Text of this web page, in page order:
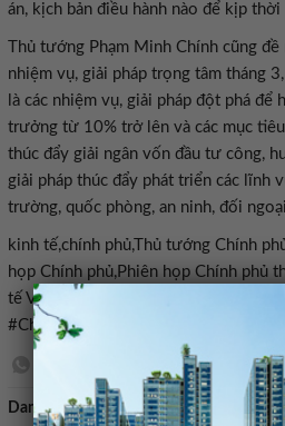
án, kịch bản điều hành nào để kịp
Thủ tướng Phạm Minh Chính cũng
nhiệm vụ, giải pháp trọng tâm tháng
là các nhiệm vụ, giải pháp đột phá để
trưởng từ 10% trở lên và các mục
thúc đẩy giải ngân vốn đầu tư công,
giải pháp thúc đẩy phát triển các lĩnh
trường, quốc phòng, an ninh, đối
kinh tế,chính phủ,Thủ tướng Chính
họp Chính phủ,Phiên họp Chính phủ
tế Việt Nam,kinh tế thế giới#Thủ
#Chính #phủ #thường #kỳ
Danh mục:Bán nhà mặt tiền